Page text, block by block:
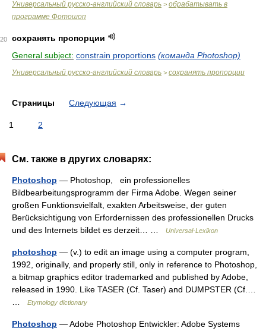
Универсальный русско-английский словарь > обрабатывать в
программе Фотошоп
20
сохранять пропорции
General subject: constrain proportions (команда Photoshop)
Универсальный русско-английский словарь > сохранять пропорции
Страницы Следующая →
1 2
См. также в других словарях:
Photoshop — Photoshop, ein professionelles
Bildbearbeitungsprogramm der Firma Adobe. Wegen seiner
großen Funktionsvielfalt, exakten Arbeitsweise, der guten
Berücksichtigung von Erfordernissen des professionellen Drucks
und des Internets bildet es derzeit… …
Universal-Lexikon
photoshop — (v.) to edit an image using a computer program,
1992, originally, and properly still, only in reference to Photoshop,
a bitmap graphics editor trademarked and published by Adobe,
released in 1990. Like TASER (Cf. Taser) and DUMPSTER (Cf.…
Etymology dictionary
Photoshop — Adobe Photoshop Entwickler: Adobe Systems